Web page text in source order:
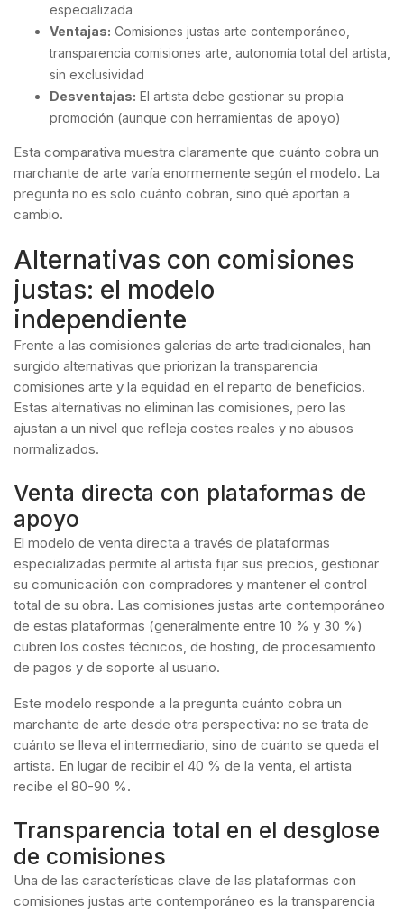
especializada
Ventajas: Comisiones justas arte contemporáneo,
transparencia comisiones arte, autonomía total del artista,
sin exclusividad
Desventajas: El artista debe gestionar su propia
promoción (aunque con herramientas de apoyo)
Esta comparativa muestra claramente que cuánto cobra un
marchante de arte varía enormemente según el modelo. La
pregunta no es solo cuánto cobran, sino qué aportan a
cambio.
Alternativas con comisiones
justas: el modelo
independiente
Frente a las comisiones galerías de arte tradicionales, han
surgido alternativas que priorizan la transparencia
comisiones arte y la equidad en el reparto de beneficios.
Estas alternativas no eliminan las comisiones, pero las
ajustan a un nivel que refleja costes reales y no abusos
normalizados.
Venta directa con plataformas de
apoyo
El modelo de venta directa a través de plataformas
especializadas permite al artista fijar sus precios, gestionar
su comunicación con compradores y mantener el control
total de su obra. Las comisiones justas arte contemporáneo
de estas plataformas (generalmente entre 10 % y 30 %)
cubren los costes técnicos, de hosting, de procesamiento
de pagos y de soporte al usuario.
Este modelo responde a la pregunta cuánto cobra un
marchante de arte desde otra perspectiva: no se trata de
cuánto se lleva el intermediario, sino de cuánto se queda el
artista. En lugar de recibir el 40 % de la venta, el artista
recibe el 80-90 %.
Transparencia total en el desglose
de comisiones
Una de las características clave de las plataformas con
comisiones justas arte contemporáneo es la transparencia